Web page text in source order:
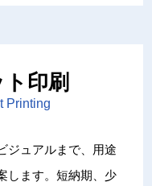
印刷
Printing
ジュアルまで、用途
します。短納期、少